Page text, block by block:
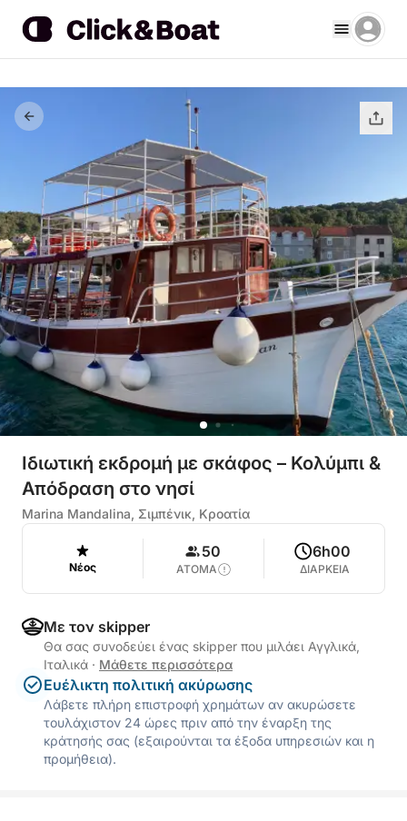
Ιδιωτική εκδρομή με σκάφος – Κολύμπι &
Απόδραση στο νησί
Marina Mandalina, Σιμπένικ, Κροατία
Νέος
50
ΑΤΟΜΑ
6h00
ΔΙΑΡΚΕΙΑ
Με τον skipper
Θα σας συνοδεύει ένας skipper που μιλάει Αγγλικά,
Ιταλικά · Μάθετε περισσότερα
Ευέλικτη πολιτική ακύρωσης
Λάβετε πλήρη επιστροφή χρημάτων αν ακυρώσετε
τουλάχιστον 24 ώρες πριν από την έναρξη της
κράτησής σας (εξαιρούνται τα έξοδα υπηρεσιών και η
προμήθεια).